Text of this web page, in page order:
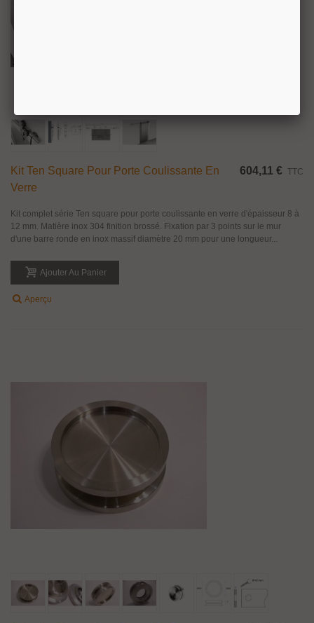
Kit Ten Square Pour Porte Coulissante En
Verre
604,11 € TTC
Kit complet série Ten square pour porte coulissante en verre d'épaisseur 8 à
12 mm. Matière inox 304 finition brossé. Fixation par 3 points sur le mur
d'une barre ronde en inox massif diamètre 20 mm pour une longueur...
Ajouter Au Panier
Aperçu